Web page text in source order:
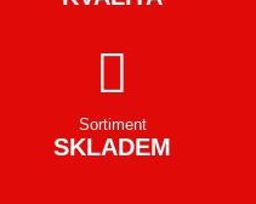
Sortiment
SKLADEM